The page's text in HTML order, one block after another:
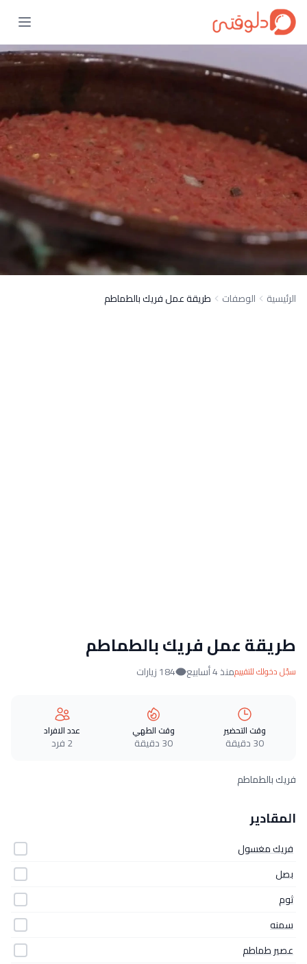
الرئيسية الوصفات طريقة عمل فريك بالطماطم
طريقة عمل فريك بالطماطم
سجّل دخولك للتقييممنذ 4 أسابيع 184 زيارات
وقت التحضير
30 دقيقة
وقت الطهي
30 دقيقة
عدد الافراد
2 فرد
فريك بالطماطم
المقادير
فريك مغسول
بصل
ثوم
سمنه
عصير طماطم